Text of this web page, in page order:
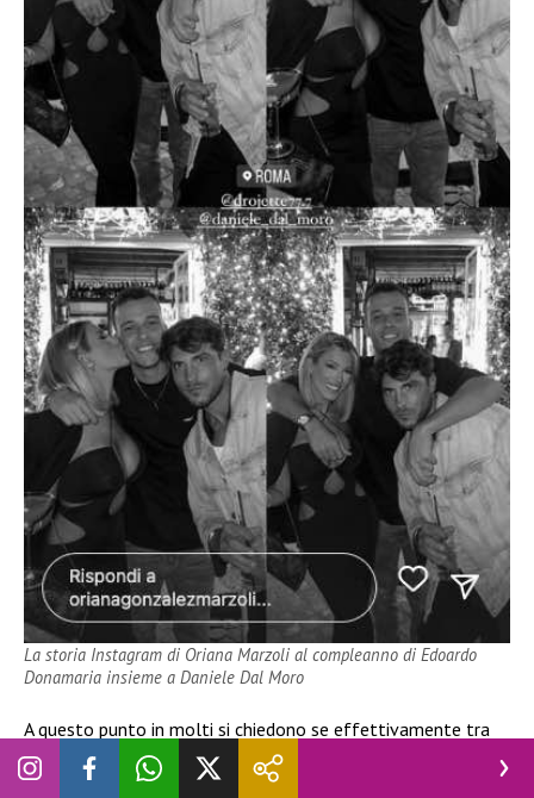
La storia Instagram di Oriana Marzoli al compleanno di Edoardo
Donamaria insieme a Daniele Dal Moro
A questo punto in molti si chiedono se effettivamente tra
Oriana Marzolie Giaele De Donà
siano delle frizioni in corso tra le due. Magari le due avranno